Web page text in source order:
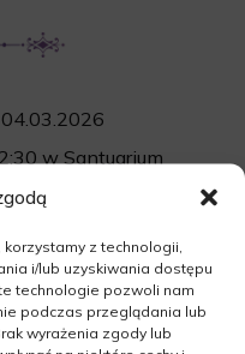
z technologii,
i/lub uzyskiwania dostępu
technologie pozwoli nam
podczas przeglądania lub
wyrażenia zgody lub
04.03.2026
w Santuarium
Świebodzinie
o godz.14:00
w Świebodzinie
Świebodzin